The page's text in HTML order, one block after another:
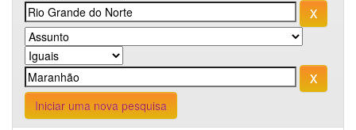
Iniciar uma nova pesquisa